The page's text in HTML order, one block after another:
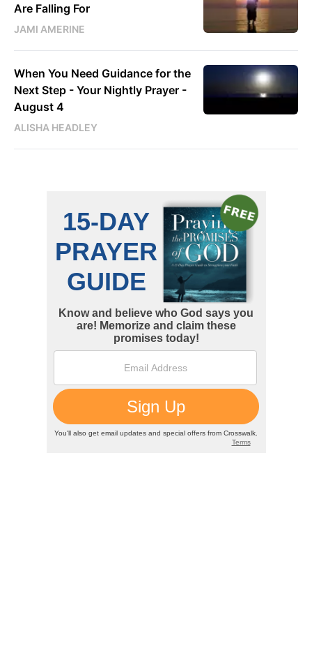
Are Falling For
JAMI AMERINE
When You Need Guidance for the
Next Step - Your Nightly Prayer -
August 4
ALISHA HEADLEY